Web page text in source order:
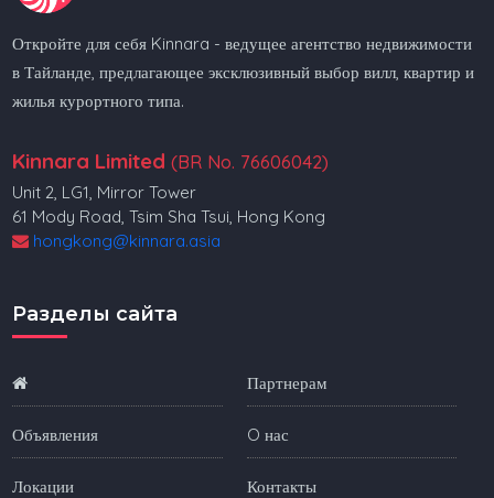
Откройте для себя Kinnara - ведущее агентство недвижимости
в Тайланде, предлагающее эксклюзивный выбор вилл, квартир и
жилья курортного типа.
Kinnara Limited (BR No. 76606042)
Unit 2, LG1, Mirror Tower
61 Mody Road, Tsim Sha Tsui, Hong Kong
hongkong@kinnara.asia
Разделы сайта
Объявления
Локации
Партнерам
O нас
Контакты